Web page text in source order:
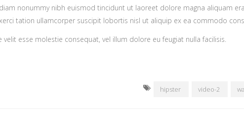
nonummy nibh euismod tincidunt ut laoreet dolore magna aliquam
tation ullamcorper suscipit lobortis nisl ut aliquip ex ea commodo
esse molestie consequat, vel illum dolore eu feugiat nulla facilisis.
hipster video-2